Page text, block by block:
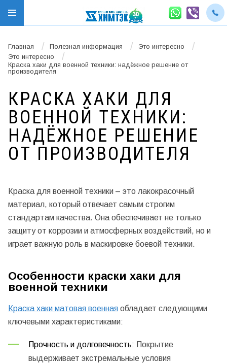
Главная / Полезная информация / Это интересно /
Это интересно /
Краска хаки для военной техники: надёжное решение от
производителя
КРАСКА ХАКИ ДЛЯ
ВОЕННОЙ ТЕХНИКИ:
НАДЁЖНОЕ РЕШЕНИЕ
ОТ ПРОИЗВОДИТЕЛЯ
Краска для военной техники – это лакокрасочный
материал, который отвечает самым строгим
стандартам качества. Она обеспечивает не только
защиту от коррозии и атмосферных воздействий, но и
играет важную роль в маскировке боевой техники.
Особенности краски хаки для
военной техники
Краска хаки матовая военная обладает следующими
ключевыми характеристиками:
Прочность и долговечность: Покрытие
выдерживает экстремальные условия